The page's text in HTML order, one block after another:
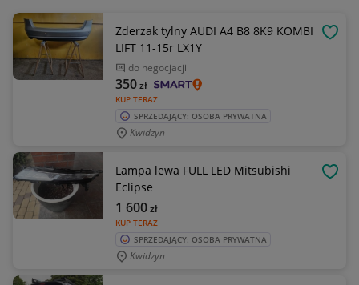
Zderzak tylny AUDI A4 B8 8K9 KOMBI
LIFT 11-15r LX1Y
do negocjacji
KUP TERAZ
350zł
SPRZEDAJĄCY: OSOBA PRYWATNA
Kwidzyn
Lampa lewa FULL LED Mitsubishi
Eclipse
KUP TERAZ
1 600zł
SPRZEDAJĄCY: OSOBA PRYWATNA
Kwidzyn